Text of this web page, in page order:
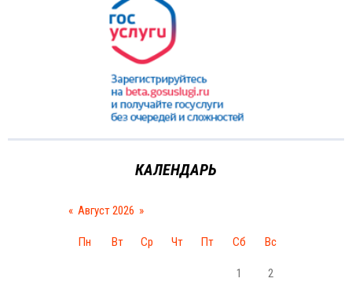
КАЛЕНДАРЬ
« Август 2026 »
Пн Вт Ср Чт Пт Сб Вс
1 2